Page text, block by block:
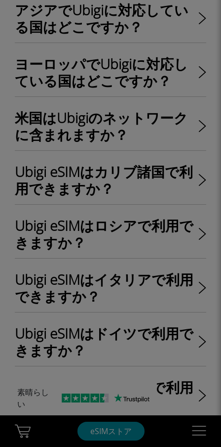
eSIMストア
アジアでUbigiに対応してい
る国はどこですか？
ヨーロッパでUbigiに対応し
ている国はどこですか？
米国はUbigiのネットワーク
に含まれますか？
Ubigi eSIMはカリブ諸国で利
用できますか？
Ubigi eSIMはロシアで利用で
きますか？
Ubigi eSIMはイタリアで利用
できますか？
Ubigi eSIMはドイツで利用で
きますか？
Ubigi eSIMはイギリスで利用
できますか？
Ubigi eSIMはスイスで利用で
素晴らし
い